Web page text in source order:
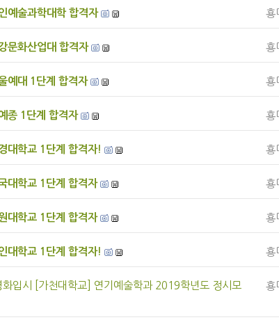
예술과학대학 합격자 횽
문화산업대 합격자 횽
예대 1단계 합격자 횽
종 1단계 합격자 횽
대학교 1단계 합격자! 횽
대학교 1단계 합격자 횽
대학교 1단계 합격자 횽
대학교 1단계 합격자! 횽
화입시 [가천대학교] 연기예술학과 2019학년도 정시모 횽